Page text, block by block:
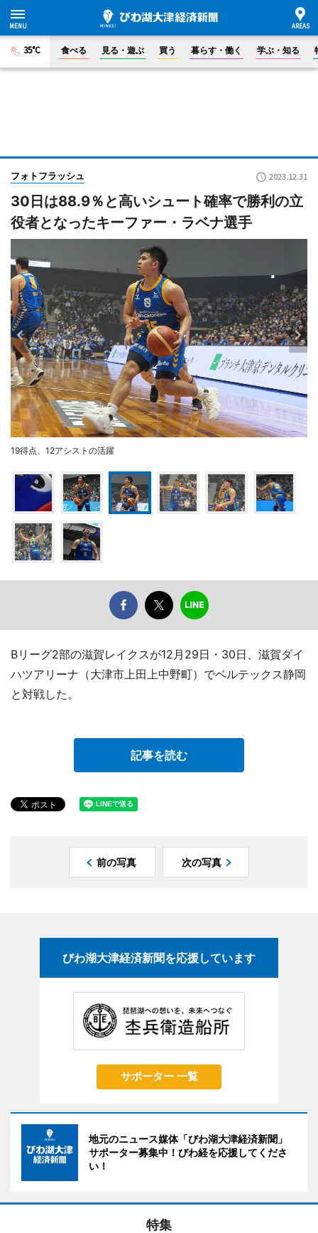
35°C 食べる 見る・遊ぶ 買う 暮らす・働く 学ぶ・知る
フォトフラッシュ 2023.12.31
30日は88.9％と高いシュート確率で勝利の立
役者となったキーファー・ラベナ選手
19得点、12アシストの活躍
Bリーグ2部の滋賀レイクスが12月29日・30日、滋賀ダイ
ハツアリーナ（大津市上田上中野町）でベルテックス静岡
と対戦した。
記事を読む
前の写真 次の写真
びわ湖大津経済新聞を応援しています
サポーター 一覧
地元のニュース媒体「びわ湖大津経済新聞」
サポーター募集中！びわ経を応援してくださ
い！
特集